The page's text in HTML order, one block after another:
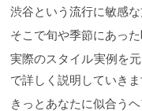
渋谷という流行に敏感
そこで旬や季節にあった
実際のスタイル実例を
で詳しく説明していき
きっとあなたに似合う